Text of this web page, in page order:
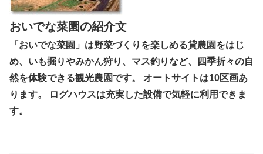
おいでな菜園の紹介文
「おいでな菜園」は野菜づくりを楽しめる貸農園をはじ
め、いも掘りやみかん狩り、マス釣りなど、四季折々の自
然を体験できる観光農園です。 オートサイトは10区画あ
ります。 ログハウスは充実した設備で気軽に利用できま
す。